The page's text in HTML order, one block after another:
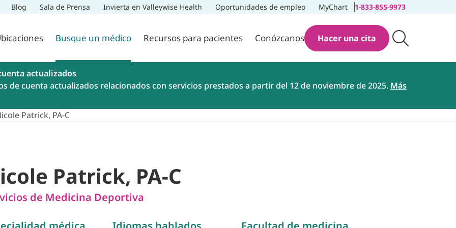
Blog Sala de Prensa Invierta en Valleywise Health Oportunidades de empleo MyChart 1-833-855-9973
Busque un médico Recursos para pacientes Conózcanos Hacer una cita
actualizados
de cuenta actualizados relacionados con servicios prestados a partir del 12 de noviembre de 2025. Más
Patrick, PA-C
Patrick, PA-C
de Medicina Deportiva